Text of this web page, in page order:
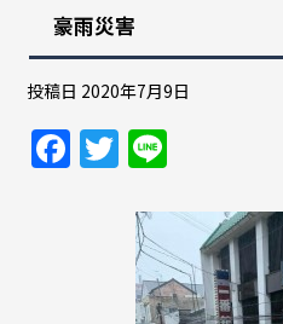
豪雨災害
投稿日 2020年7月9日
F T
itt
er
e